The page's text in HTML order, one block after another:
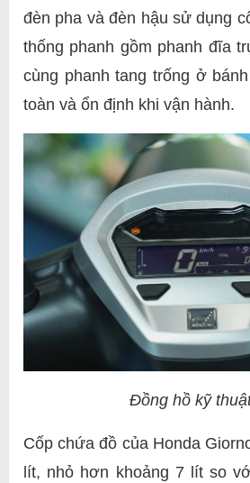
đèn pha và đèn hậu sử dụng
thống phanh gồm phanh đĩa
cùng phanh tang trống ở
toàn và ổn định khi vận hành.
Đồng hồ kỹ
Cốp chứa đồ của Honda
lít, nhỏ hơn khoảng 7 lít so